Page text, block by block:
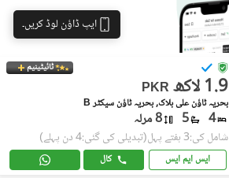
ایپ ڈاؤن لوڈ کریں۔
ٹائیٹینیم
PKR 1.9 لاکھ
بحریہ ٹاؤن علی بلاک, بحریہ ٹاؤن سیکٹر B
4
5 8 مرلہ
شامل کی:3 ہفتے پہل (تبدیلی کی گئی:4 دن پہلے)
ایس ایم ایس کال